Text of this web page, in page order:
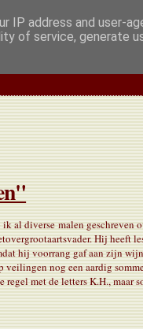
al diverse malen geschreven
Hij heeft
hij voorrang gaf aan zijn
veilingen nog een aardig
regel met de letters K.H.,
IP address and user-
of service, generate